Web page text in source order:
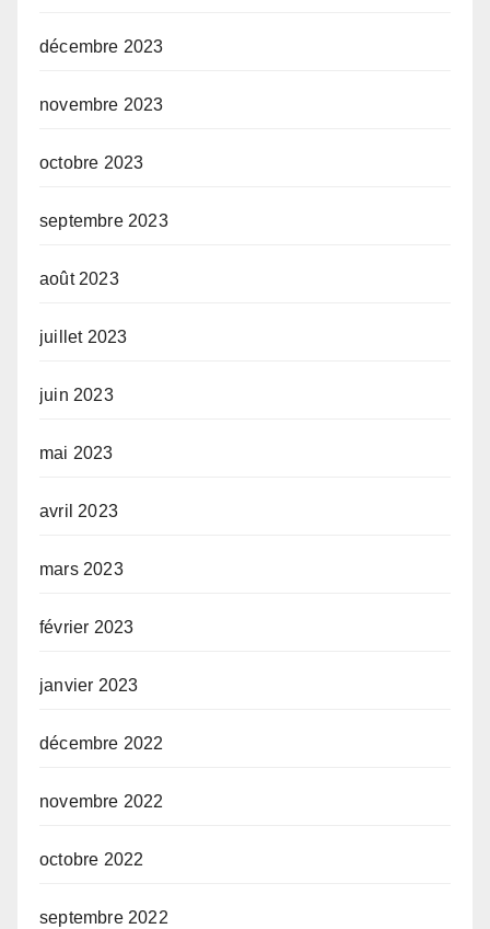
décembre 2023
novembre 2023
octobre 2023
septembre 2023
août 2023
juillet 2023
juin 2023
mai 2023
avril 2023
mars 2023
février 2023
janvier 2023
décembre 2022
novembre 2022
octobre 2022
septembre 2022